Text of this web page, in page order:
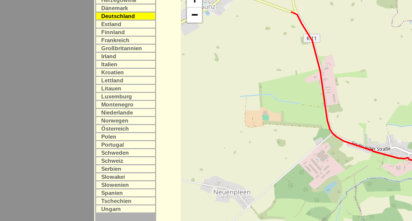
Dänemark
Deutschland
Estland
Finnland
Frankreich
Großbritannien
Irland
Italien
Kroatien
Lettland
Litauen
Luxemburg
Montenegro
Niederlande
Norwegen
Österreich
Polen
Portugal
Schweden
Schweiz
Serbien
Slowakei
Slowenien
Spanien
Tschechien
Ungarn
−